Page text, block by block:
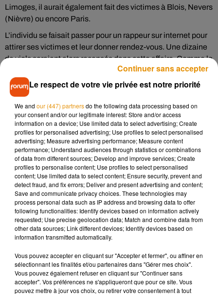
Limoges, il aurait également fait des victimes à Blois, Nevers
(Nièvre) ou encore Paris.
L’individu se faisait passer pour un rappeur sur internet pour
attirer ses victimes et leur donner rendez-vous. Une dizaine
de viols seraient alors recensés dans cette affaire. Comme le
, cet homme avait déjà été
condamné il y a une quinzaine d'années pour agression
sexuelle. Il a été présenté ce jeudi 14 janvier devant le
procureur de la République de Limoges.
Musique
5 août 2026
Après le film, bientôt une docu-série sur
le père de Michael Jackson
Tiny Desk invite Charlie Puth pour une
Le respect de votre vie privée est notre priorité
We and our (447) partnersdo the following data processing based on
your consent and/or our legitimate interest: Store and/or access
information on a device; Use limited data to select advertising; Create
profiles for personalised advertising; Use profiles to select personalised
advertising; Measure advertising performance; Measure content
performance; Understand audiences through statistics or combinations
of data from different sources; Develop and improve services; Create
profiles to personalise content; Use profiles to select personalised
content; Use limited data to select content; Ensure security, prevent and
detect fraud, and fix errors; Deliver and present advertising and content;
Save and communicate privacy choices. These technologies may
process personal data such as IP address and browsing data to offer
following functionalities: Identify devices based on information actively
requested; Use precise geolocation data; Match and combine data from
other data sources; Link different devices; Identify devices based on
information transmitted automatically.
Vous pouvez accepter en cliquant sur "Accepter et fermer", ou affiner en
sélectionnant les finalités et/ou partenaires dans "Gérer mes choix".
Vous pouvez également refuser en cliquant sur "Continuer sans
accepter". Vos préférences ne s'appliqueront que pour ce site. Vous
pouvez mettre à jour vos choix, ou retirer votre consentement à tout
Continuer sans accepter